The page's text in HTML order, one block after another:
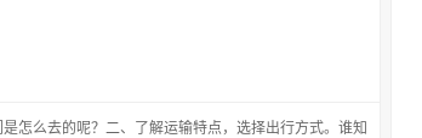
怎么去的呢？二、了解运输特点，选择出行方式。谁知